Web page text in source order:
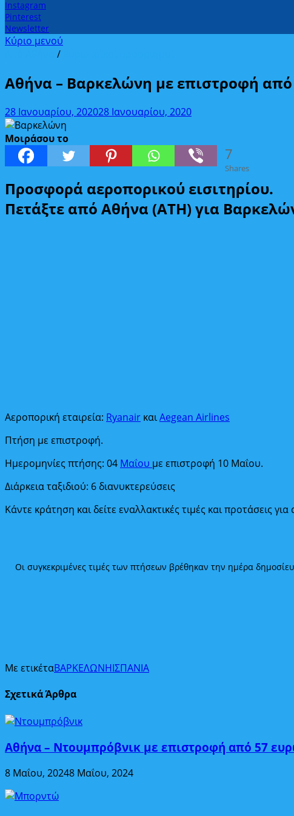
Instagram
Pinterest
Newsletter
Κύριο μενού
/
Αθήνα – Βαρκελώνη με επιστροφή
28 Ιανουαρίου, 202028 Ιανουαρίου, 2020
Μοιράσου το
7
Shares
Προσφορά αεροπορικού εισιτηρίου.
Πετάξτε από Αθήνα (ATH) για
Αεροπορική εταιρεία: Ryanair καιAegean Airlines
Πτήση με επιστροφή.
Ημερομηνίες πτήσης: 04 Μαΐου με επιστροφή 10 Μαΐου.
Διάρκεια ταξιδιού: 6 διανυκτερεύσεις
Κάντε κράτηση και δείτε εναλλακτικές τιμές και προτάσεις
Οι συγκεκριμένες τιμές των πτήσεων βρέθηκαν την ημέρα
Με ετικέταΒΑΡΚΕΛΩΝΗΙΣΠΑΝΙΑ
Σχετικά Άρθρα
Αθήνα – Ντουμπρόβνικ με επιστροφή από 57
8 Μαΐου, 20248 Μαΐου, 2024